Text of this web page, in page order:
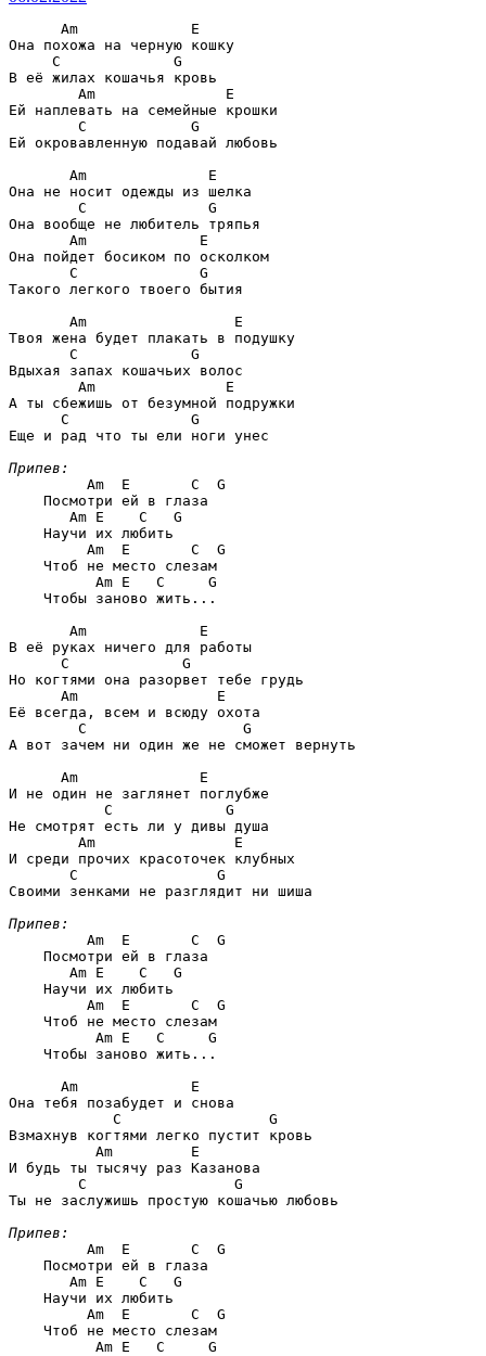
Am             E
Она похожа на черную кошку
C             G
В её жилах кошачья кровь
Am               E
Ей наплевать на семейные крошки
C            G
Ей окровавленную подавай любовь
Am              E
Она не носит одежды из шелка
C              G
Она вообще не любитель тряпья
Am             E
Она пойдет босиком по осколком
C              G
Такого легкого твоего бытия
Am                 E
Твоя жена будет плакать в подушку
C             G
Вдыхая запах кошачьих волос
Am               E
А ты сбежишь от безумной подружки
C              G
Еще и рад что ты ели ноги унес
Припев:
Am  E       C  G
    Посмотри ей в глаза
Am E    C   G
    Научи их любить
Am  E       C  G
    Чтоб не место слезам
Am E   C     G
    Чтобы заново жить...
Am             E
В её руках ничего для работы
C             G
Но когтями она разорвет тебе грудь
Am                E
Её всегда, всем и всюду охота
C                  G
А вот зачем ни один же не сможет вернуть
Am              E
И не один не заглянет поглубже
C             G
Не смотрят есть ли у дивы душа
Am                E
И среди прочих красоточек клубных
C                G
Своими зенками не разглядит ни шиша
Припев:
Am  E       C  G
    Посмотри ей в глаза
Am E    C   G
    Научи их любить
Am  E       C  G
    Чтоб не место слезам
Am E   C     G
    Чтобы заново жить...
Am             E
Она тебя позабудет и снова
C                 G
Взмахнув когтями легко пустит кровь
Am         E
И будь ты тысячу раз Казанова
C                 G
Ты не заслужишь простую кошачью любовь
Припев:
Am  E       C  G
    Посмотри ей в глаза
Am E    C   G
    Научи их любить
Am  E       C  G
    Чтоб не место слезам
Am E   C     G